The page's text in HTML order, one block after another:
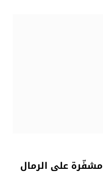
على الرمال